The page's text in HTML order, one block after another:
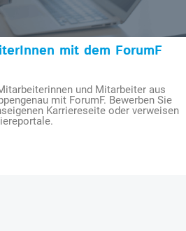
mit dem ForumF
und Mitarbeiter aus
mit ForumF. Bewerben Sie
Karriereseite oder verweisen